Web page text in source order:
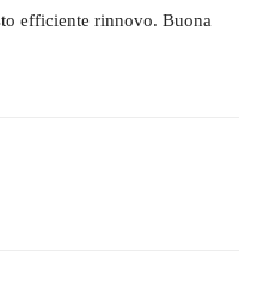
efficiente rinnovo. Buona